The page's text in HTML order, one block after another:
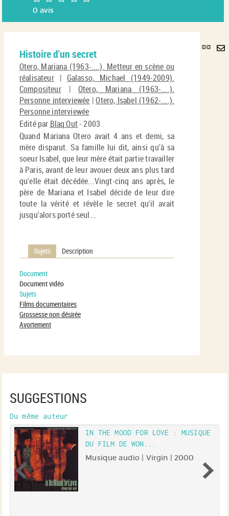
0avis
Lien
Histoire d'un secret
Otero, Mariana (1963-....). Metteur en scène ou
réalisateur| Galasso, Michael (1949-2009).
Compositeur| Otero, Mariana (1963-....).
Personne interviewée |Otero, Isabel (1962-....).
Personne interviewée
Edité par Blaq Out- 2003
Quand Mariana Otero avait 4 ans et demi, sa
mère disparut. Sa famille lui dit, ainsi qu'à sa
soeur Isabel, que leur mère était partie travailler
à Paris, avant de leur avouer deux ans plus tard
qu'elle était décédée...Vingt-cinq ans après, le
père de Mariana et Isabel décide de leur dire
toute la vérité et révèle le secret qu'il avait
jusqu'alors porté seul...
Sujets Description
Document
Document vidéo
Sujets
Films documentaires
Grossesse non désirée
Avortement
SUGGESTIONS
Du même auteur
IN THE MOOD FOR LOVE : MUSIQUE
DU FILM DE WON...
Musique audio | Virgin | 2000